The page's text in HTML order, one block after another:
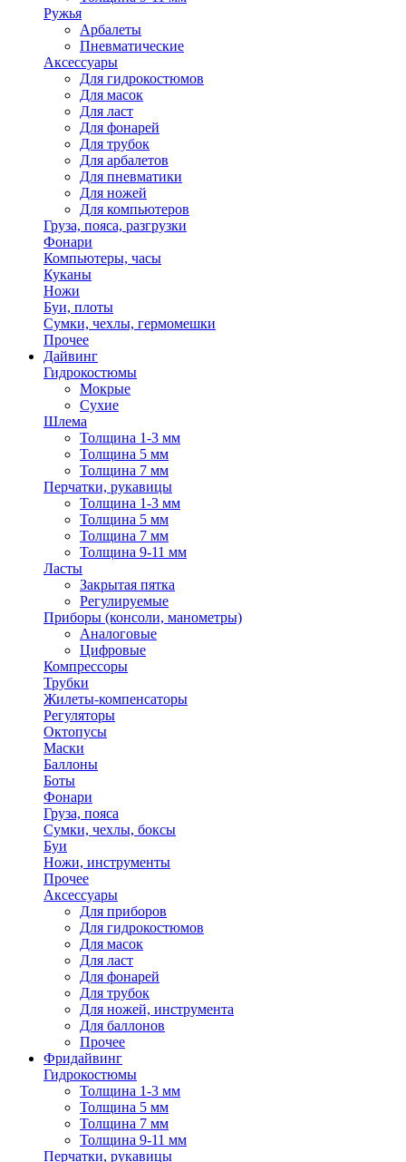
Ружья
Арбалеты
Пневматические
Аксессуары
Для гидрокостюмов
Для масок
Для ласт
Для фонарей
Для трубок
Для арбалетов
Для пневматики
Для ножей
Для компьютеров
Груза, пояса, разгрузки
Фонари
Компьютеры, часы
Куканы
Ножи
Буи, плоты
Сумки, чехлы, гермомешки
Прочее
Дайвинг
Гидрокостюмы
Мокрые
Сухие
Шлема
Толщина 1-3 мм
Толщина 5 мм
Толщина 7 мм
Перчатки, рукавицы
Толщина 1-3 мм
Толщина 5 мм
Толщина 7 мм
Толщина 9-11 мм
Ласты
Закрытая пятка
Регулируемые
Приборы (консоли, манометры)
Аналоговые
Цифровые
Компрессоры
Трубки
Жилеты-компенсаторы
Регуляторы
Октопусы
Маски
Баллоны
Боты
Фонари
Груза, пояса
Сумки, чехлы, боксы
Буи
Ножи, инструменты
Прочее
Аксессуары
Для приборов
Для гидрокостюмов
Для масок
Для ласт
Для фонарей
Для трубок
Для ножей, инструмента
Для баллонов
Прочее
Фридайвинг
Гидрокостюмы
Толщина 1-3 мм
Толщина 5 мм
Толщина 7 мм
Толщина 9-11 мм
Перчатки, рукавицы